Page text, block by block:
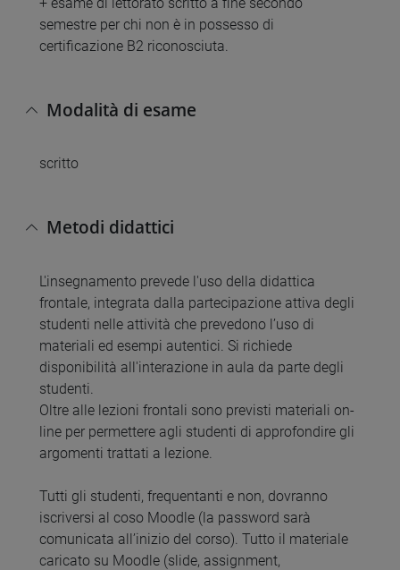
semestre per chi non è in possesso di
certificazione B2 riconosciuta.
Modalità di esame
scritto
Metodi didattici
L'insegnamento prevede l'uso della didattica
frontale, integrata dalla partecipazione attiva degli
studenti nelle attività che prevedono l’uso di
materiali ed esempi autentici. Si richiede
disponibilità all'interazione in aula da parte degli
studenti.
Oltre alle lezioni frontali sono previsti materiali on-
line per permettere agli studenti di approfondire gli
argomenti trattati a lezione.
Tutti gli studenti, frequentanti e non, dovranno
iscriversi al coso Moodle (la password sarà
comunicata all’inizio del corso). Tutto il materiale
caricato su Moodle (slide, assignment,